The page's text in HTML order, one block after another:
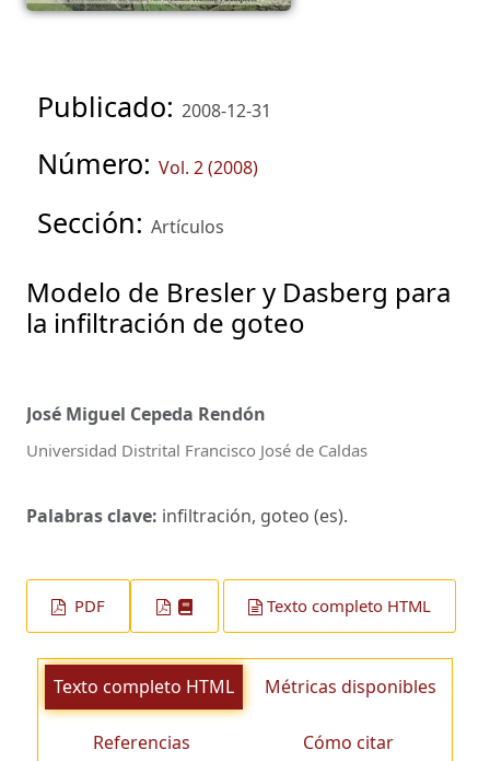
Publicado: 2008-12-31
Número: Vol. 2 (2008)
Sección: Artículos
Modelo de Bresler y Dasberg para
la infiltración de goteo
José Miguel Cepeda Rendón
Universidad Distrital Francisco José de Caldas
Palabras clave: infiltración, goteo (es).
PDF Texto completo HTML
Texto completo HTML Métricas disponibles
Referencias Cómo citar